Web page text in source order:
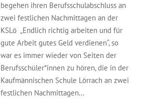
begehen ihren Berufsschulabschluss an
zwei festlichen Nachmittagen an der
KSLö „Endlich richtig arbeiten und für
gute Arbeit gutes Geld verdienen“, so
war es immer wieder von Seiten der
Berufsschüler*innen zu hören, die in der
Kaufmännischen Schule Lörrach an zwei
festlichen Nachmittagen…